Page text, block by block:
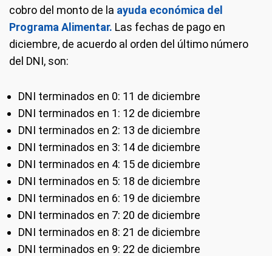
cobro del monto de la ayuda económica del
Programa Alimentar. Las fechas de pago en
diciembre, de acuerdo al orden del último número
del DNI, son:
DNI terminados en 0: 11 de diciembre
DNI terminados en 1: 12 de diciembre
DNI terminados en 2: 13 de diciembre
DNI terminados en 3: 14 de diciembre
DNI terminados en 4: 15 de diciembre
DNI terminados en 5: 18 de diciembre
DNI terminados en 6: 19 de diciembre
DNI terminados en 7: 20 de diciembre
DNI terminados en 8: 21 de diciembre
DNI terminados en 9: 22 de diciembre